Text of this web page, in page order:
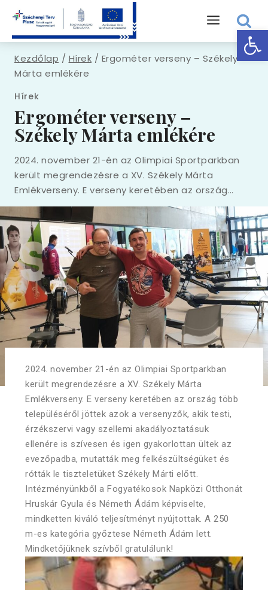
Kezdőlap / Hírek / Ergométer verseny – Székely
Márta emlékére
Hírek
Ergométer verseny –
Székely Márta emlékére
2024. november 21-én az Olimpiai Sportparkban
került megrendezésre a XV. Székely Márta
Emlékverseny. E verseny keretében az ország…
2024. november 21-én az Olimpiai Sportparkban
került megrendezésre a XV. Székely Márta
Emlékverseny. E verseny keretében az ország több
településéről jöttek azok a versenyzők, akik testi,
érzékszervi vagy szellemi akadályoztatásuk
ellenére is szívesen és igen gyakorlottan ültek az
evezőpadba, mutatták meg felkészültségüket és
rótták le tiszteletüket Székely Márti előtt.
Intézményünkből a Fogyatékosok Napközi Otthonát
Hruskár Gyula és Németh Ádám képviselte,
mindketten kiváló teljesítményt nyújtottak. A 250
m-es kategória győztese Németh Ádám lett.
Mindketőjüknek szívből gratulálunk!